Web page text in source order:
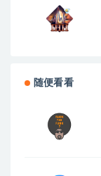
随便看看